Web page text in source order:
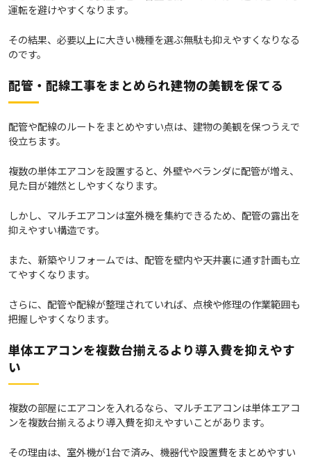
運転を避けやすくなります。
その結果、必要以上に大きい機種を選ぶ無駄も抑えやすくなりなる
のです。
配管・配線工事をまとめられ建物の美観を保てる
配管や配線のルートをまとめやすい点は、建物の美観を保つうえで
役立ちます。
複数の単体エアコンを設置すると、外壁やベランダに配管が増え、
見た目が雑然としやすくなります。
しかし、マルチエアコンは室外機を集約できるため、配管の露出を
抑えやすい構造です。
また、新築やリフォームでは、配管を壁内や天井裏に通す計画も立
てやすくなります。
さらに、配管や配線が整理されていれば、点検や修理の作業範囲も
把握しやすくなります。
単体エアコンを複数台揃えるより導入費を抑えやす
い
複数の部屋にエアコンを入れるなら、マルチエアコンは単体エアコ
ンを複数台揃えるより導入費を抑えやすいことがあります。
その理由は、室外機が1台で済み、機器代や設置費をまとめやすい